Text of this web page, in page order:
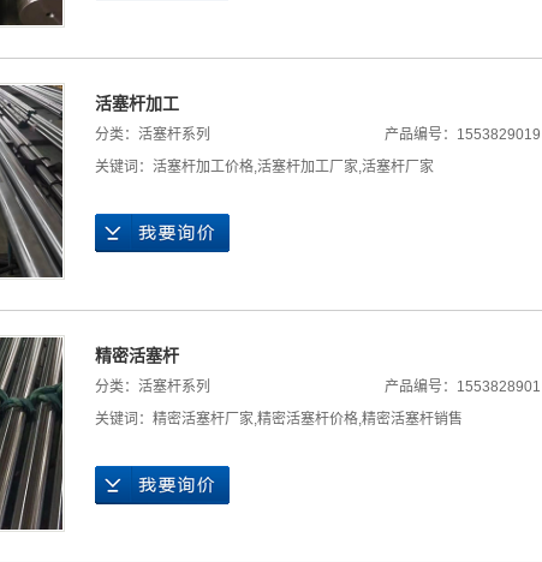
活塞杆加工
分类： 活塞杆系列 产品编号：1553829019
关键词： 活塞杆加工价格,活塞杆加工厂家,活塞杆厂家
精密活塞杆
分类： 活塞杆系列 产品编号：1553828901
关键词： 精密活塞杆厂家,精密活塞杆价格,精密活塞杆销售